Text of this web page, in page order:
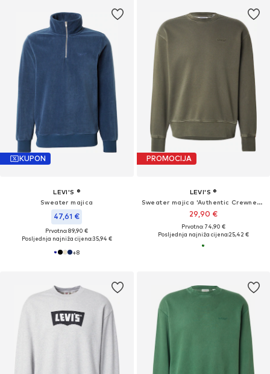
KUPON
LEVI'S ®
Sweater majica
47,61 €
Prvotno: 89,90 €
Posljednja najniža cijena:35,94 €
+8
PROMOCIJA
LEVI'S ®
Sweater majica 'Authentic Crewneck Sweatshirt'
29,90 €
Prvotno: 74,90 €
Posljednja najniža cijena:25,42 €